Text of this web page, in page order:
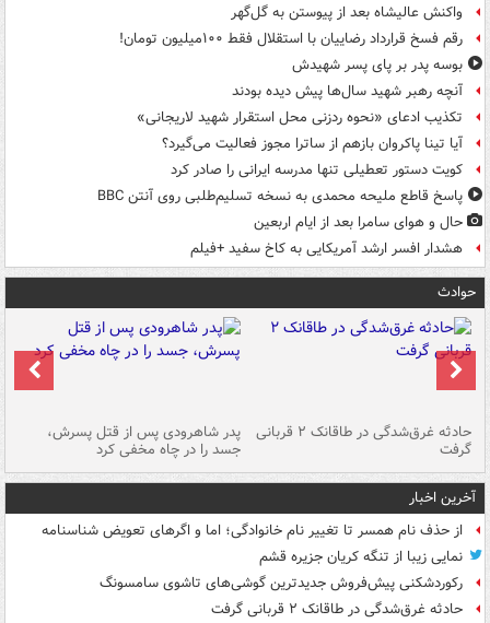
واکنش عالیشاه بعد از پیوستن به گل‌گهر
رقم فسخ قرارداد رضاییان با استقلال فقط ۱۰۰میلیون تومان!
بوسه‌ پدر بر پای پسر شهیدش
آنچه رهبر شهید سال‌ها پیش دیده بودند
تکذیب ادعای «نحوه ردزنی محل استقرار شهید لاریجانی»
آیا تینا پاکروان بازهم از ساترا مجوز فعالیت می‌گیرد؟
کویت دستور تعطیلی تنها مدرسه ایرانی را صادر کرد
پاسخ قاطع ملیحه محمدی به نسخه تسلیم‌طلبی روی آنتن BBC
حال و هوای سامرا بعد از ایام اربعین
هشدار افسر ارشد آمریکایی به کاخ سفید +فیلم
حوادث
حادثه غرق‌شدگی در طاقانک ۲ قربانی
گرفت
پدر شاهرودی پس از قتل پسرش،
جسد را در چاه مخفی کرد
آخرین اخبار
از حذف نام همسر تا تغییر نام خانوادگی؛ اما و اگرهای تعویض شناسنامه
نمایی زیبا از تنگه کریان جزیره قشم
رکوردشکنی پیش‌فروش جدیدترین گوشی‌های تاشوی سامسونگ
حادثه غرق‌شدگی در طاقانک ۲ قربانی گرفت